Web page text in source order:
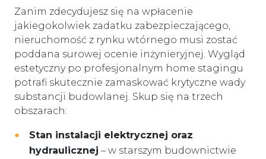
Zanim zdecydujesz się na wpłacenie
jakiegokolwiek zadatku zabezpieczającego,
nieruchomość z rynku wtórnego musi zostać
poddana surowej ocenie inżynieryjnej. Wygląd
estetyczny po profesjonalnym home stagingu
potrafi skutecznie zamaskować krytyczne wady
substancji budowlanej. Skup się na trzech
obszarach:
Stan instalacji elektrycznej oraz
hydraulicznej – w starszym budownictwie